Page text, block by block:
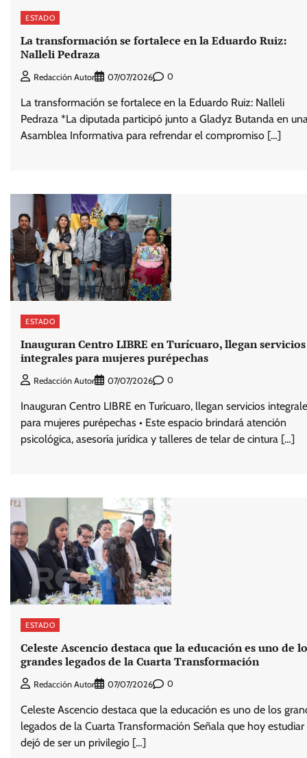
ESTADO
La transformación se fortalece en la Eduardo Ruiz:
Nalleli Pedraza
Redacción Autor 07/07/2026 0
La transformación se fortalece en la Eduardo Ruiz: Nalleli
Pedraza *La diputada participó junto a Gladyz Butanda en
Asamblea Informativa para refrendar el compromiso […]
ESTADO
Inauguran Centro LIBRE en Turícuaro, llegan servicios
integrales para mujeres purépechas
Redacción Autor 07/07/2026 0
Inauguran Centro LIBRE en Turícuaro, llegan servicios
para mujeres purépechas • Este espacio brindará atención
psicológica, asesoría jurídica y talleres de telar de cintura […]
ESTADO
Celeste Ascencio destaca que la educación es uno de
grandes legados de la Cuarta Transformación
Redacción Autor 07/07/2026 0
Celeste Ascencio destaca que la educación es uno de los
legados de la Cuarta Transformación Señala que hoy estudiar
dejó de ser un privilegio […]